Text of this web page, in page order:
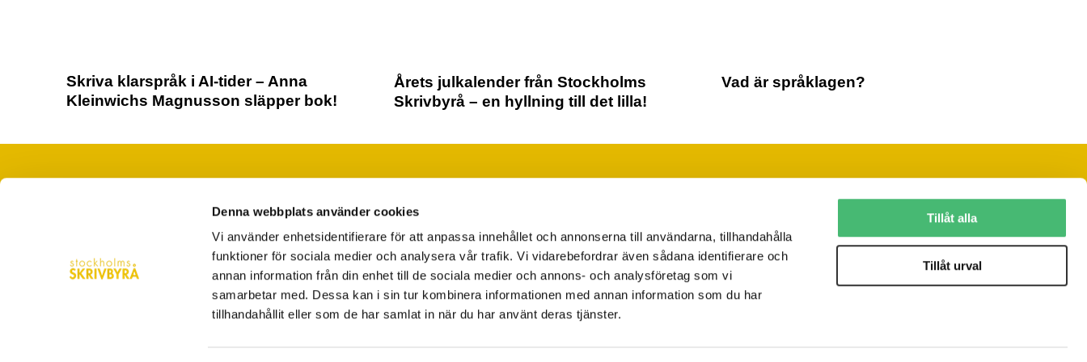
Denna webbplats använder cookies
Vi använder enhetsidentifierare för att anpassa innehållet och annonserna till användarna, tillhandahålla
funktioner för sociala medier och analysera vår trafik. Vi vidarebefordrar även sådana identifierare och
annan information från din enhet till de sociala medier och annons- och analysföretag som vi
samarbetar med. Dessa kan i sin tur kombinera informationen med annan information som du har
tillhandahållit eller som de har samlat in när du har använt deras tjänster.
Tillåt alla
Tillåt urval
Skriva klarspråk i AI-tider – Anna
Kleinwichs Magnusson släpper bok!
Årets julkalender från Stockholms
Skrivbyrå – en hyllning till det lilla!
Vad är språklagen?
hej@stockholmsskrivbyra.se
Västerlånggatan 28 Stockholm
Följ oss på sociala medier
Vill du ha vårt nyhetsbrev?